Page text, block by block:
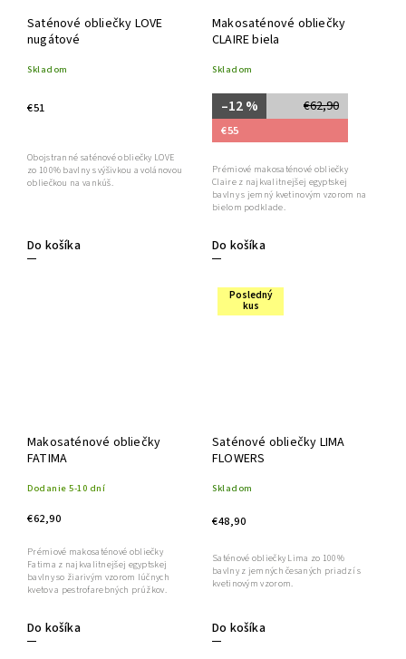
Saténové obliečky LOVE
nugátové
Skladom
€51
Do košíka
Obojstranné saténové obliečky LOVE
zo 100% bavlny s výšivkou a volánovou
obliečkou na vankúš.
Makosaténové obliečky
CLAIRE biela
Skladom
€62,90
–12 %
€55
Do košíka
Prémiové makosaténové obliečky
Claire z najkvalitnejšej egyptskej
bavlny s jemný kvetinovým vzorom na
bielom podklade.
Makosaténové obliečky
FATIMA
Dodanie 5-10 dní
€62,90
Do košíka
Prémiové makosaténové obliečky
Fatima z najkvalitnejšej egyptskej
bavlny so žiarivým vzorom lúčnych
kvetov a pestrofarebných prúžkov.
Posledný
kus
Saténové obliečky LIMA
FLOWERS
Skladom
€48,90
Do košíka
Saténové obliečky Lima zo 100%
bavlny z jemných česaných priadzí s
kvetinovým vzorom.